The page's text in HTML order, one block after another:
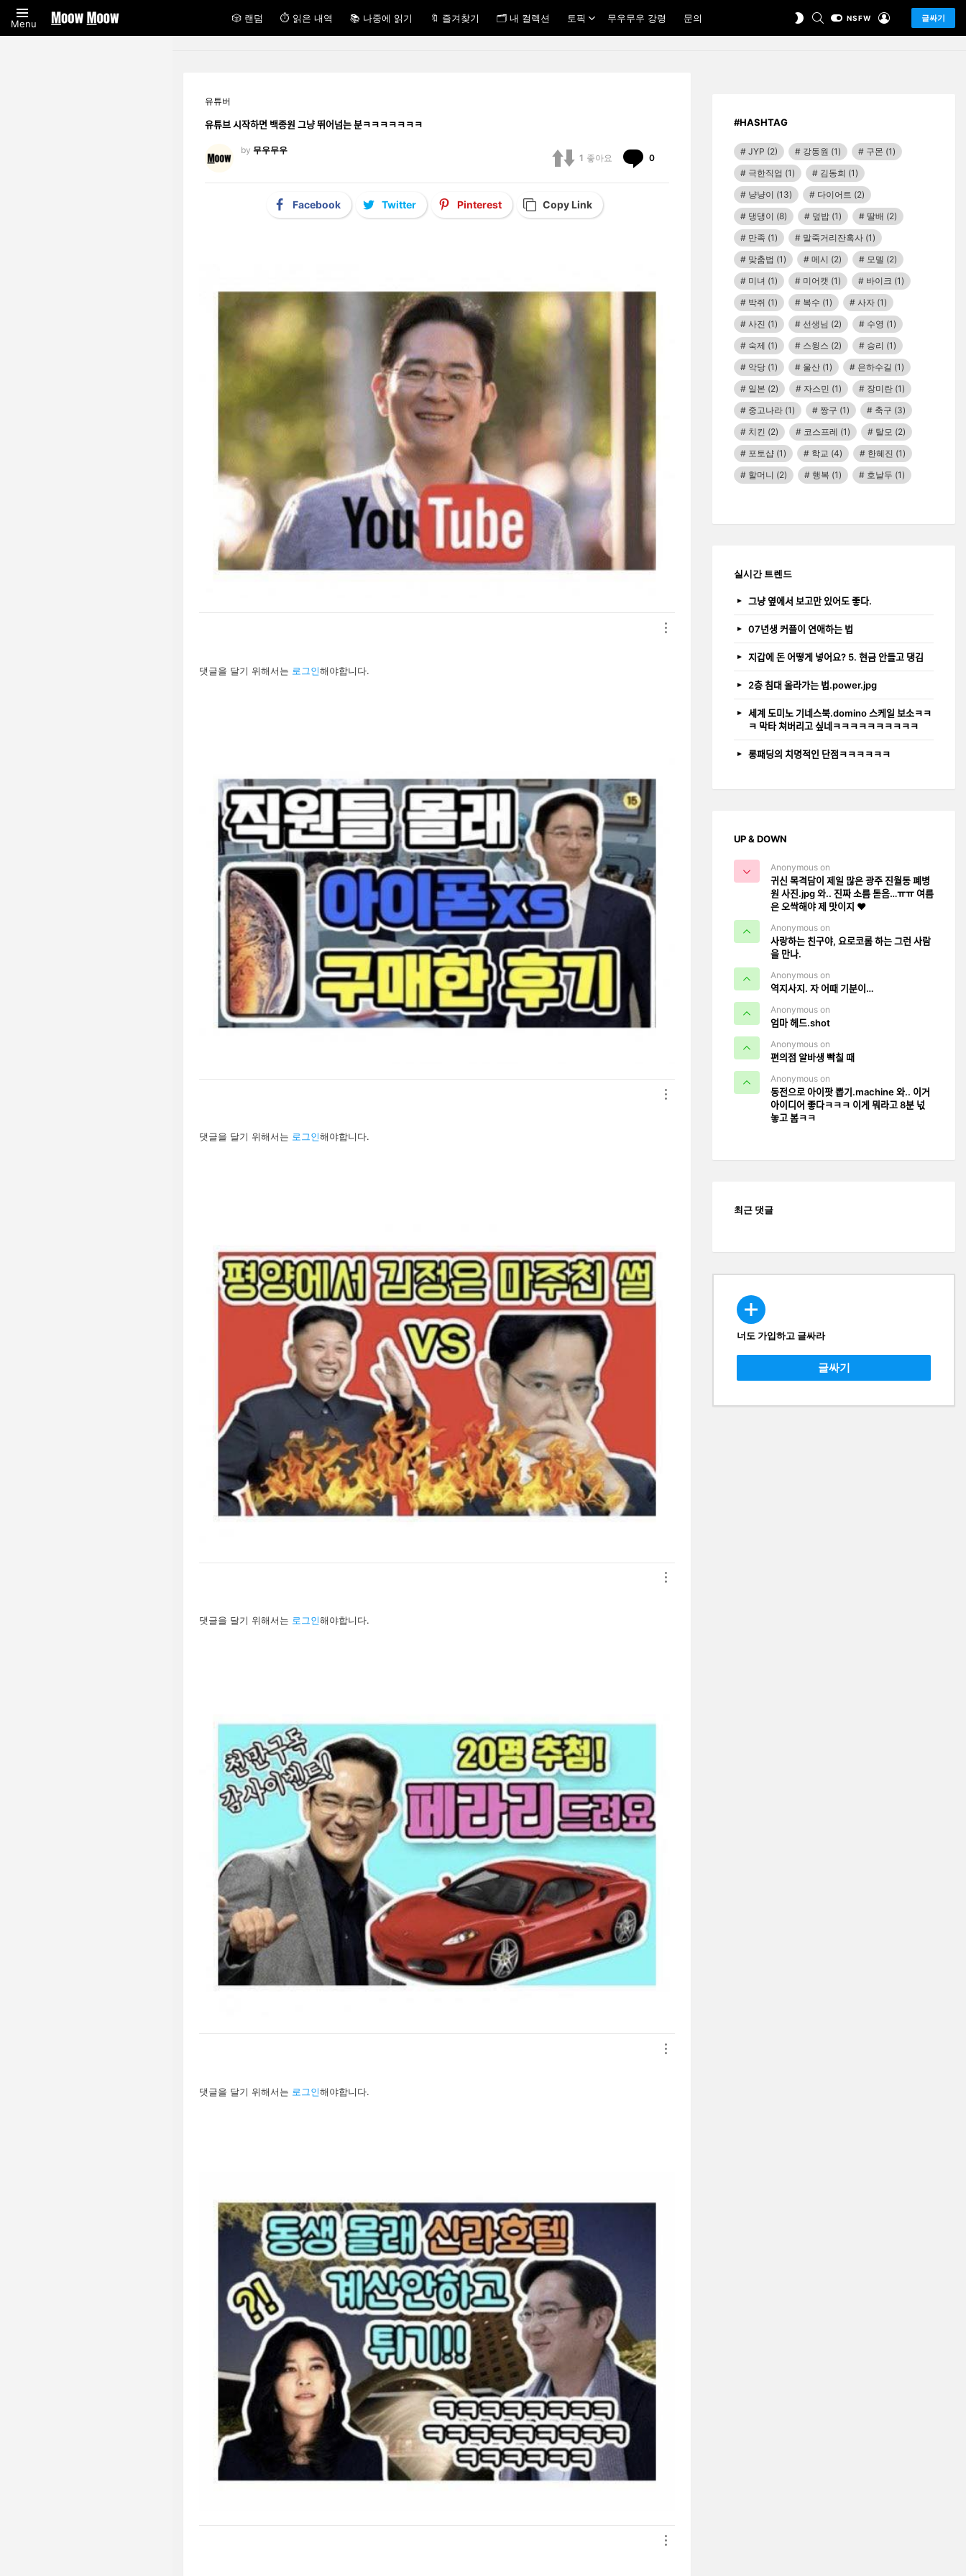
Menu 🎲 랜덤 ⏱ 읽은 내역 📚 나중에 읽기 🔖 즐겨찾기 🗂 내 컬렉션 토픽 무우무우 강령 문의
SWITCHSEARCHNSFW 글싸기
유튜버
유튜브 시작하면 백종원 그냥 뛰어넘는 분ㅋㅋㅋㅋㅋㅋㅋ
by 무우무우
1 좋아요 0
Facebook Twitter Pinterest Copy Link
답
글
댓글을 달기 위해서는 로그인해야합니다.
답
글
댓글을 달기 위해서는 로그인해야합니다.
답
글
댓글을 달기 위해서는 로그인해야합니다.
답
글
댓글을 달기 위해서는 로그인해야합니다.
#HASHTAG
JYP (2) 강동원 (1) 구몬 (1)
극한직업 (1) 김동희 (1)
냥냥이 (13) 다이어트 (2)
댕댕이 (8) 덮밥 (1) 딸배 (2)
만족 (1) 말죽거리잔혹사 (1)
맞춤법 (1) 메시 (2) 모델 (2)
미녀 (1) 미어캣 (1) 바이크 (1)
박쥐 (1) 복수 (1) 사자 (1)
사진 (1) 선생님 (2) 수영 (1)
숙제 (1) 스윙스 (2) 승리 (1)
악당 (1) 울산 (1) 은하수길 (1)
일본 (2) 자스민 (1) 장미란 (1)
중고나라 (1) 짱구 (1) 축구 (3)
치킨 (2) 코스프레 (1) 탈모 (2)
포토샵 (1) 학교 (4) 한혜진 (1)
할머니 (2) 행복 (1) 호날두 (1)
실시간 트렌드
그냥 옆에서 보고만 있어도 좋다.
07년생 커플이 연애하는 법
지갑에 돈 어떻게 넣어요? 5. 현금 안들고 댕김
2층 침대 올라가는 법.power.jpg
세계 도미노 기네스북.domino 스케일 보소ㅋㅋ
ㅋ 막타 쳐버리고 싶네ㅋㅋㅋㅋㅋㅋㅋㅋㅋㅋ
롱패딩의 치명적인 단점ㅋㅋㅋㅋㅋㅋ
UP & DOWN
Anonymous on
귀신 목격담이 제일 많은 광주 진월동 폐병
원 사진.jpg 와.. 진짜 소름 돋음…ㅠㅠ 여름
은 오싹해야 제 맛이지 ❤️
Anonymous on
사랑하는 친구야, 요로코롬 하는 그런 사람
을 만나.
Anonymous on
역지사지. 자 어때 기분이…
Anonymous on
엄마 헤드.shot
Anonymous on
편의점 알바생 빡칠 때
Anonymous on
동전으로 아이팟 뽑기.machine 와.. 이거
아이디어 좋다ㅋㅋㅋ 이게 뭐라고 8분 넋
놓고 봄ㅋㅋ
최근 댓글
CREATE
너도 가입하고 글싸라
글싸기